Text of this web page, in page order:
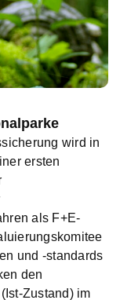
wird in
ersten
als F+E-
und -standards
den
Zustand) im